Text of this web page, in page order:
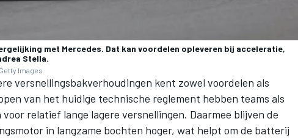
met Mercedes. Dat kan voordelen opleveren bij acceleratie,
Stella.
Images
versnellingsbakverhoudingen kent zowel voordelen als
van het huidige technische reglement hebben teams als
voor relatief lange lagere versnellingen. Daarmee blijven de
in langzame bochten hoger, wat helpt om de batterij